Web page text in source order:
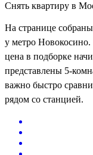
Снять квартиру в
На странице
у метро
цена в подборке
представлены 5-
важно быстро
рядом со станцией.